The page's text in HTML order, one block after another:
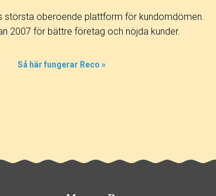
största oberoende plattform för kundomdömen.
2007 för bättre företag och nöjda kunder.
Så här fungerar Reco »